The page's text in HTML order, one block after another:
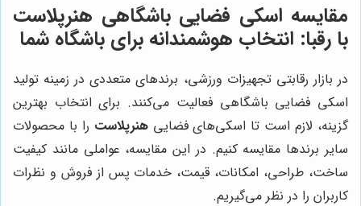
مقایسه اسکی فضایی باشگاهی هنرپلاست
با رقبا: انتخاب هوشمندانه برای باشگاه شما
در بازار رقابتی تجهیزات ورزشی، برندهای متعددی در زمینه تولید
اسکی فضایی باشگاهی فعالیت می‌کنند. برای انتخاب بهترین
گزینه، لازم است تا اسکی‌های فضاییهنرپلاست را با محصولات
سایر برندها مقایسه کنیم. در این مقایسه، عواملی مانند کیفیت
ساخت، طراحی، امکانات، قیمت، خدمات پس از فروش و نظرات
کاربران را در نظر می‌گیریم.